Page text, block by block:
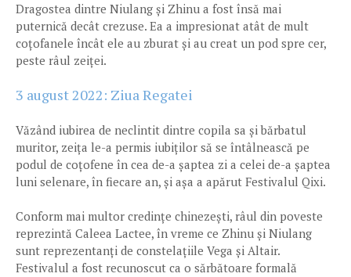
Dragostea dintre Niulang și Zhinu a fost însă mai
puternică decât crezuse. Ea a impresionat atât de mult
coțofanele încât ele au zburat și au creat un pod spre cer,
peste râul zeiței.
3 august 2022: Ziua Regatei
Văzând iubirea de neclintit dintre copila sa și bărbatul
muritor, zeița le-a permis iubiților să se întâlnească pe
podul de coțofene în cea de-a șaptea zi a celei de-a șaptea
luni selenare, în fiecare an, și așa a apărut Festivalul Qixi.
Conform mai multor credințe chinezești, râul din poveste
reprezintă Caleea Lactee, în vreme ce Zhinu și Niulang
sunt reprezentanți de constelațiile Vega și Altair.
Festivalul a fost recunoscut ca o sărbătoare formală